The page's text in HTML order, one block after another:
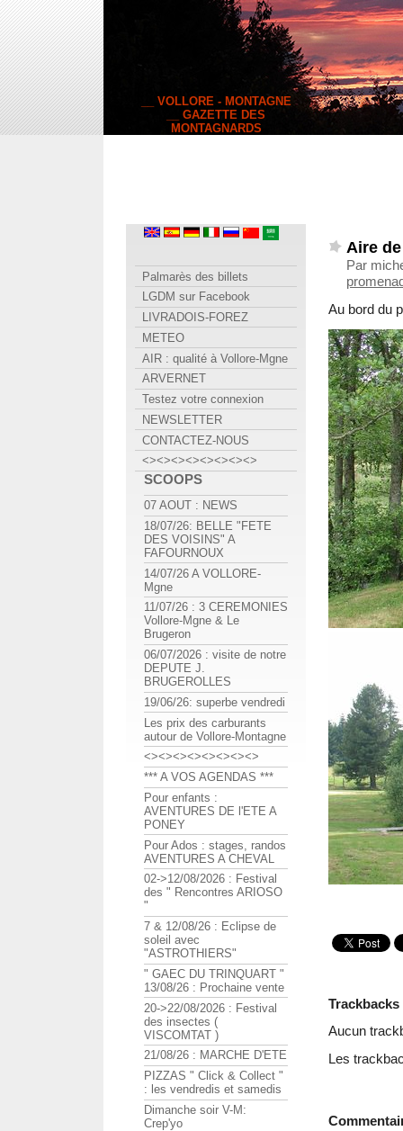
__ VOLLORE - MONTAGNE
__ GAZETTE DES
MONTAGNARDS
Aire
Par
Au bord du
Trackbacks
Aucun
Les
Palmarès des billets
LGDM sur Facebook
LIVRADOIS-FOREZ
METEO
AIR : qualité à Vollore-Mgne
ARVERNET
Testez votre connexion
NEWSLETTER
CONTACTEZ-NOUS
<><><><><><><><>
SCOOPS
07 AOUT : NEWS
18/07/26: BELLE "FETE
DES VOISINS" A
FAFOURNOUX
14/07/26 A VOLLORE-
Mgne
11/07/26 : 3 CEREMONIES
Vollore-Mgne & Le
Brugeron
06/07/2026 : visite de notre
DEPUTE J.
BRUGEROLLES
19/06/26: superbe vendredi
Les prix des carburants
autour de Vollore-Montagne
<><><><><><><><>
*** A VOS AGENDAS ***
Pour enfants :
AVENTURES DE l'ETE A
PONEY
Pour Ados : stages, randos
AVENTURES A CHEVAL
02->12/08/2026 : Festival
des " Rencontres ARIOSO
"
7 & 12/08/26 : Eclipse de
soleil avec
"ASTROTHIERS"
" GAEC DU TRINQUART "
13/08/26 : Prochaine vente
20->22/08/2026 : Festival
des insectes (
VISCOMTAT )
21/08/26 : MARCHE D'ETE
PIZZAS " Click & Collect "
: les vendredis et samedis
Dimanche soir V-M:
Crep'yo